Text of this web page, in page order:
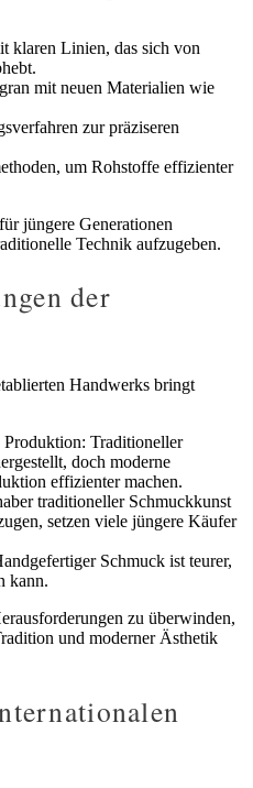
klaren Linien, das sich von
mit neuen Materialien wie
zur präziseren
um Rohstoffe effizienter
jüngere Generationen
Technik aufzugeben.
der
Handwerks bringt
Traditioneller
doch moderne
effizienter machen.
traditioneller Schmuckkunst
setzen viele jüngere Käufer
Schmuck ist teurer,
kann.
zu überwinden,
und moderner Ästhetik